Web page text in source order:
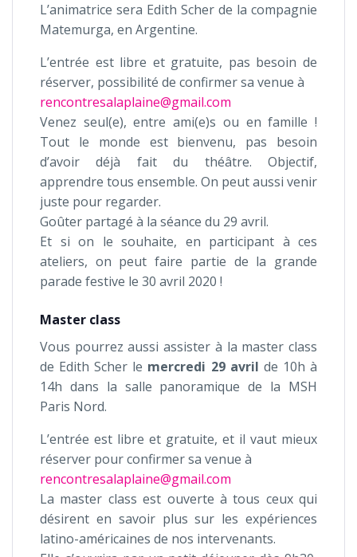
L’animatrice sera Edith Scher de la compagnie
Matemurga, en Argentine.
L’entrée est libre et gratuite, pas besoin de
réserver, possibilité de confirmer sa venue à
rencontresalaplaine@gmail.com
Venez seul(e), entre ami(e)s ou en famille !
Tout le monde est bienvenu, pas besoin
d’avoir déjà fait du théâtre. Objectif,
apprendre tous ensemble. On peut aussi venir
juste pour regarder.
Goûter partagé à la séance du 29 avril.
Et si on le souhaite, en participant à ces
ateliers, on peut faire partie de la grande
parade festive le 30 avril 2020 !
Master class
Vous pourrez aussi assister à la master class
de Edith Scher le mercredi 29 avril de 10h à
14h dans la salle panoramique de la MSH
Paris Nord.
L’entrée est libre et gratuite, et il vaut mieux
réserver pour confirmer sa venue à
rencontresalaplaine@gmail.com
La master class est ouverte à tous ceux qui
désirent en savoir plus sur les expériences
latino-américaines de nos intervenants.